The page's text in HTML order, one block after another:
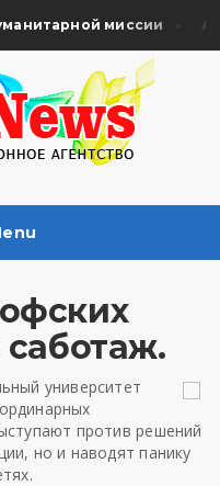
миссии
саботаж.
университет
против решений
но и наводят панику